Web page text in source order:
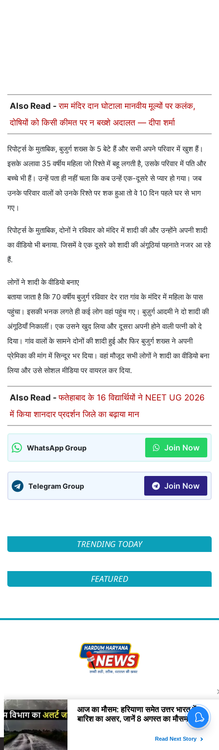
Also Read -राम मंदिर दान घोटाला मानवीय मूल्यों पर कलंक,
दोषियों को किसी कीमत पर न बख्शे अदालत — दीपा शर्मा
रिपोर्ट्स के मुताबिक, बुजुर्ग शख्स के 5 बेटे हैं और सभी अपने परिवार में खुश हैं।
इसके अलावा 35 वर्षीय महिला जो रिश्ते में बहू लगती है, उसके परिवार में पति और
बच्चे भी हैं। उन्हें पता ही नहीं चला कि कब उन्हें एक-दूसरे से प्यार हो गया। जब
उनके परिवार वालों को उनके रिश्ते पर शक हुआ तो वे 10 दिन पहले घर से भाग
गए।
रिपोर्ट्स के मुताबिक, दोनों ने रविवार को मंदिर में शादी की और उन्होंने अपनी शादी
का वीडियो भी बनाया. जिसमें वे एक दूसरे को शादी की अंगूठियां पहनाते नजर आ रहे
हैं.
लोगों ने शादी के वीडियो बनाए
बताया जाता है कि 70 वर्षीय बुजुर्ग रविवार देर रात गांव के मंदिर में महिला के पास
पहुंचा। इसकी भनक लगते ही कई लोग वहां पहुंच गए। बुज़ुर्ग आदमी ने दो शादी की
अंगूठियाँ निकालीं। एक उसने खुद लिया और दूसरा अपनी होने वाली पत्नी को दे
दिया। गांव वालों के सामने दोनों की शादी हुई और फिर बुजुर्ग शख्स ने अपनी
प्रेमिका की मांग में सिन्दूर भर दिया। वहां मौजूद सभी लोगों ने शादी का वीडियो बना
लिया और उसे सोशल मीडिया पर वायरल कर दिया.
Also Read -फतेहाबाद के 16 विद्यार्थियों ने NEET UG 2026
में किया शानदार प्रदर्शन जिले का बढ़ाया मान
WhatsApp Group Join Now
Telegram Group Join Now
TRENDING TODAY
FEATURED
Follow Us
Copyright © 2022 HARDUM HARYANA NEWS. All rights Reserved.